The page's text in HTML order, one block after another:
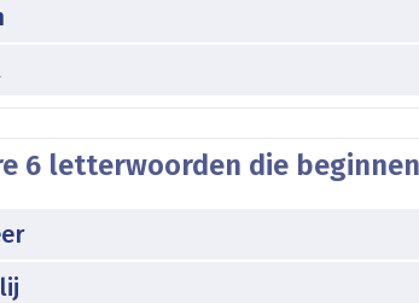
6 letterwoorden die